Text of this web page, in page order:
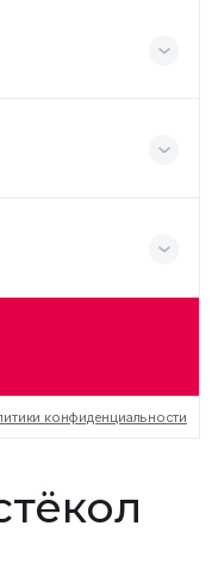
конфиденциальности